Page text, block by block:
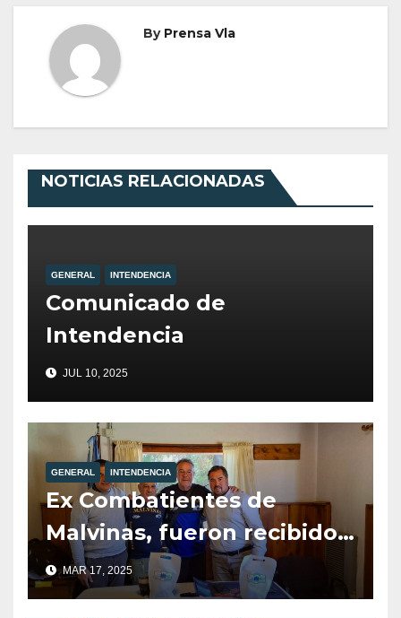
By Prensa Vla
NOTICIAS RELACIONADAS
GENERAL INTENDENCIA
Comunicado de
Intendencia
JUL 10, 2025
GENERAL INTENDENCIA
Ex Combatientes de
Malvinas, fueron recibidos
por el Intendente de Villa
la Angostura, Javier Murer.
MAR 17, 2025